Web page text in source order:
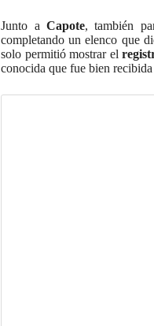
Junto a Capote, también
completando un elenco que
solo permitió mostrar el
conocida que fue bien